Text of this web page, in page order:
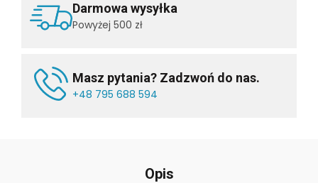
Darmowa wysyłka
Powyżej 500 zł
Masz pytania? Zadzwoń do nas.
+48 795 688 594
Opis